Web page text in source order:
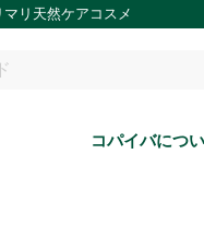
リ天然ケアコスメ
コパイバにつ